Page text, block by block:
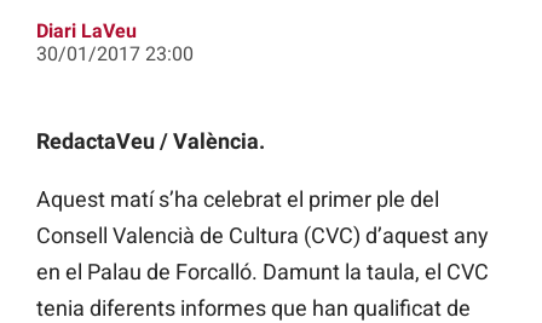
Diari LaVeu
30/01/2017 23:00
RedactaVeu / València.
Aquest matí s’ha celebrat el primer ple del
Consell Valencià de Cultura (CVC) d’aquest any
en el Palau de Forcalló. Damunt la taula, el CVC
tenia diferents informes que han qualificat de